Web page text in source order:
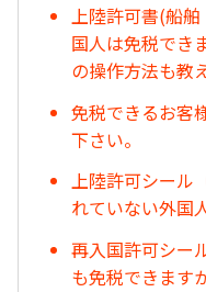
上陸許可書(船
国人は免税でき
の操作方法も教
免税できるお客
下さい。
上陸許可シール
れていない外国
再入国許可シー
も免税できます